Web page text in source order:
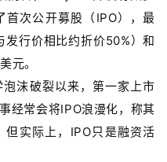
次公开募股（IPO），最
行价相比约折价50%）和
元。
沫破裂以来，第一家上市
经常会将IPO浪漫化，称其
实际上，IPO只是融资活